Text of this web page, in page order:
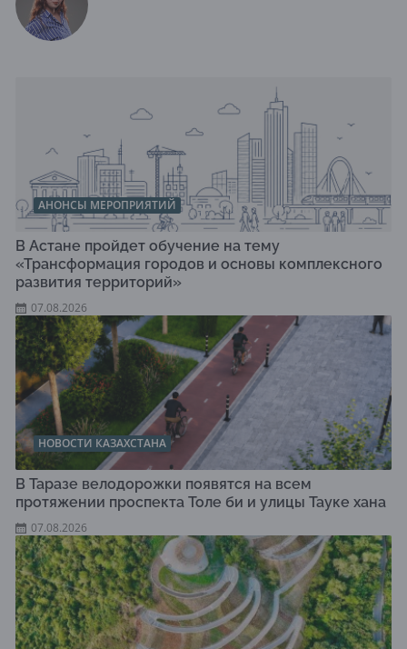
АНОНСЫ МЕРОПРИЯТИЙ
В Астане пройдет обучение на тему
«Трансформация городов и основы комплексного
развития территорий»
07.08.2026
НОВОСТИ КАЗАХСТАНА
В Таразе велодорожки появятся на всем
протяжении проспекта Толе би и улицы Тауке хана
07.08.2026